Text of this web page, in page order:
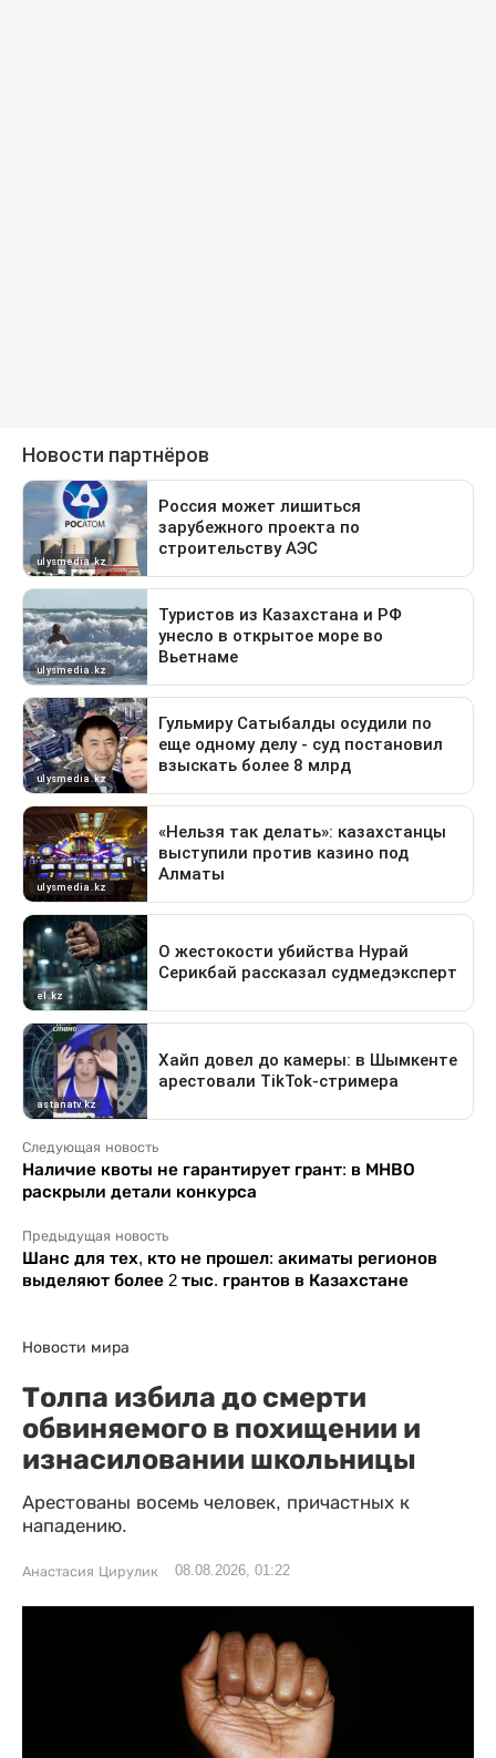
Следующая новость
Наличие квоты не гарантирует грант: в МНВО
раскрыли детали конкурса
Предыдущая новость
Шанс для тех, кто не прошел: акиматы регионов
выделяют более 2 тыс. грантов в Казахстане
Новости мира
Толпа избила до смерти
обвиняемого в похищении и
изнасиловании школьницы
Арестованы восемь человек, причастных к
нападению.
Анастасия Цирулик 08.08.2026, 01:22